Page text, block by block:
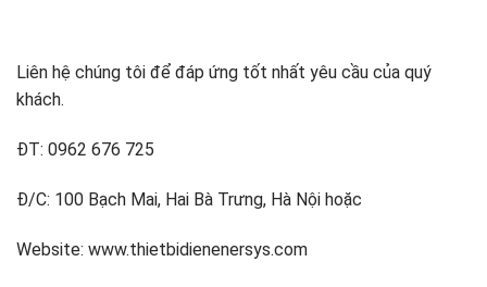
Liên hệ chúng tôi để đáp ứng tốt nhất yêu cầu của quý
khách.
ĐT: 0962 676 725
Đ/C: 100 Bạch Mai, Hai Bà Trưng, Hà Nội hoặc
Website: www.thietbidienenersys.com